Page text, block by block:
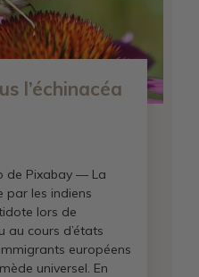
l’échinacéa
de Pixabay — La
par les indiens
lors de
au cours d’états
européens
universel. En